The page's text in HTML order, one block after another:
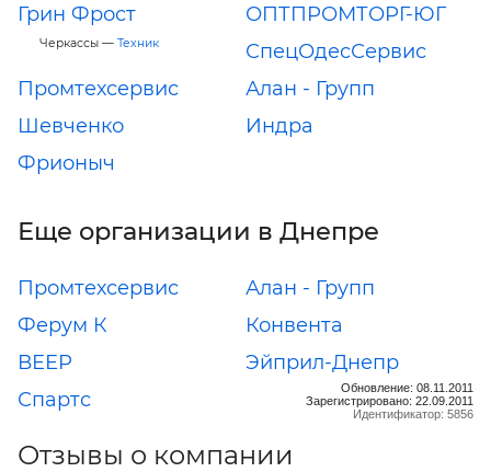
Грин Фрост
Черкассы — Техник
ОПТПРОМТОРГ-ЮГ
СпецОдесСервис
Промтехсервис
Алан - Групп
Шевченко
Индра
Фрионыч
Еще организации в Днепре
Промтехсервис
Алан - Групп
Ферум К
Конвента
ВЕЕР
Эйприл-Днепр
Спартс
Обновление: 08.11.2011
Зарегистрировано: 22.09.2011
Идентификатор: 5856
Отзывы о компании